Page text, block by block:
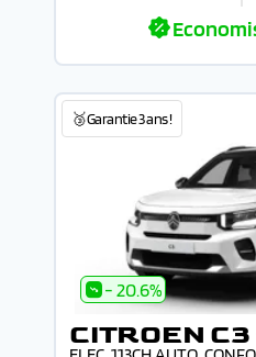
🥉Garantie 3 ans !
- 20.6%
CITROEN